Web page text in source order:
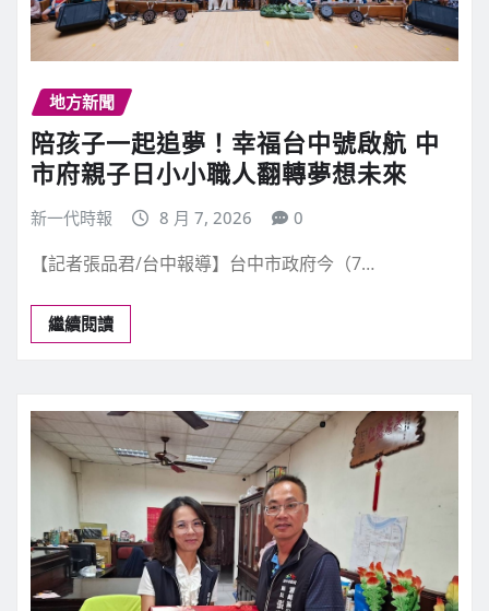
地方新聞
陪孩子一起追夢！幸福台中號啟航 中
市府親子日小小職人翻轉夢想未來
新一代時報 8 月 7, 2026 0
【記者張品君/台中報導】台中市政府今（7…
繼續閱讀